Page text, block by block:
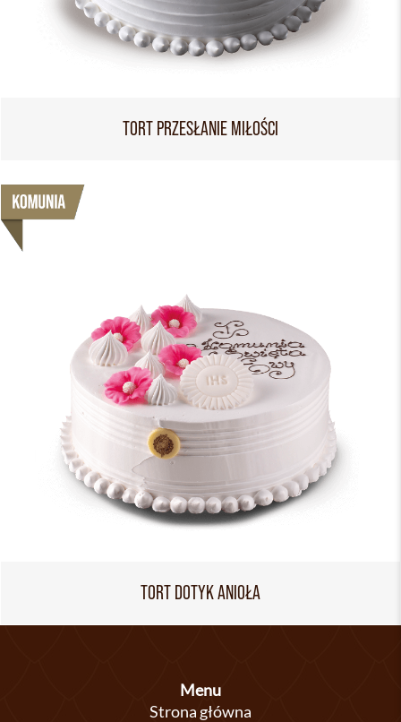
TORT PRZESŁANIE MIŁOŚCI
TORT DOTYK ANIOŁA
Menu
Strona główna